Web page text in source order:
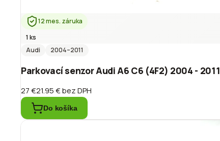
12 mes. záruka
1 ks
Audi
2004–2011
Parkovací senzor Audi A6 C6 (4F2) 2004 - 2011
27 €21.95 €bez DPH
Do košíka